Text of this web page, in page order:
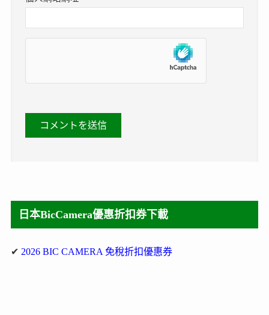
日本BicCamera優惠折扣券下載
✔ 2026 BIC CAMERA 免稅折扣優惠券